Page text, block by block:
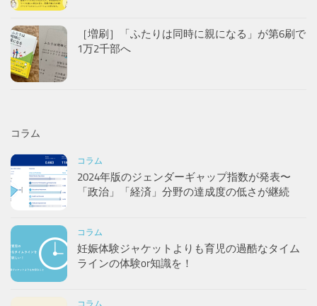
［増刷］「ふたりは同時に親になる」が第6刷で
1万2千部へ
コラム
コラム
2024年版のジェンダーギャップ指数が発表〜
「政治」「経済」分野の達成度の低さが継続
コラム
妊娠体験ジャケットよりも育児の過酷なタイム
ラインの体験or知識を！
コラム